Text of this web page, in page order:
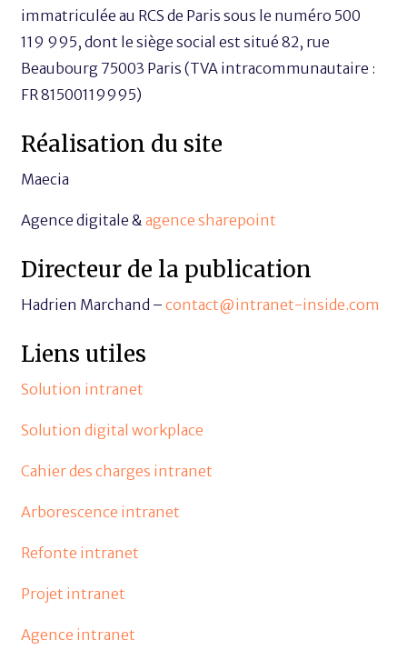
immatriculée au RCS de Paris sous le numéro 500
119 995, dont le siège social est situé 82, rue
Beaubourg 75003 Paris (TVA intracommunautaire :
FR 81500119995)
Réalisation du site
Maecia
Agence digitale &agence sharepoint
Directeur de la publication
Hadrien Marchand –contact@intranet-inside.com
Liens utiles
Solution intranet
Solution digital workplace
Cahier des charges intranet
Arborescence intranet
Refonte intranet
Projet intranet
Agence intranet